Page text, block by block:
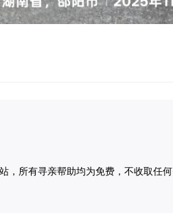
，所有寻亲帮助均为免费，不收取任何